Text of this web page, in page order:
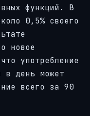
функций. В
0,5% своего
новое
употребление
в день может
всего за 90